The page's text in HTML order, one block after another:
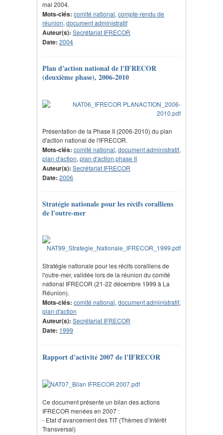
mai 2004.
Mots-clés: comité national, compte-rendu de
réunion, document administratif
Auteur(s): Secrétariat IFRECOR
Date: 2004
Plan d'action national de l'IFRECOR
(deuxième phase), 2006-2010
Présentation de la Phase II (2006-2010) du plan
d'action national de l'IFRECOR.
Mots-clés: comité national, document administratif,
plan d'action, plan d'action phase II
Auteur(s): Secrétariat IFRECOR
Date: 2006
Stratégie nationale pour les récifs coralliens
de l'outre-mer
Stratégie nationale pour les récifs coralliens de
l'outre-mer, validée lors de la réunion du comité
national IFRECOR (21-22 décembre 1999 à La
Réunion).
Mots-clés: comité national,document administratif,
plan d'action
Auteur(s): Secrétariat IFRECOR
Date: 1999
Rapport d'activité 2007 de l'IFRECOR
Ce document présente un bilan des actions
IFRECOR menées en 2007 :
- Etat d’avancement des TIT (Thèmes d’Intérêt
Transversal)